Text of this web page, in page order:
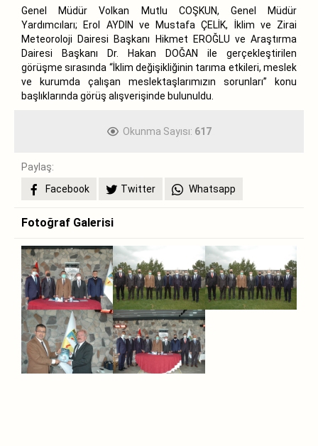
Genel Müdür Volkan Mutlu COŞKUN, Genel Müdür
Yardımcıları; Erol AYDIN ve Mustafa ÇELİK, İklim ve Zirai
Meteoroloji Dairesi Başkanı Hikmet EROĞLU ve Araştırma
Dairesi Başkanı Dr. Hakan DOĞAN ile gerçekleştirilen
görüşme sırasında “İklim değişikliğinin tarıma etkileri, meslek
ve kurumda çalışan meslektaşlarımızın sorunları” konu
başlıklarında görüş alışverişinde bulunuldu.
Okunma Sayısı: 617
Paylaş:
Facebook
Twitter Whatsapp
Fotoğraf Galerisi